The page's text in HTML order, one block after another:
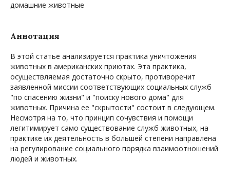
домашние животные
Аннотация
В этой статье анализируется практика уничтожения
животных в американских приютах. Эта практика,
осуществляемая достаточно скрыто, противоречит
заявленной миссии соответствующих социальных служб
"по спасению жизни" и "поиску нового дома" для
животных. Причина ее "скрытости" состоит в следующем.
Несмотря на то, что принцип сочувствия и помощи
легитимирует само существование служб животных, на
практике их деятельность в большей степени направлена
на регулирование социального порядка взаимоотношений
людей и животных.